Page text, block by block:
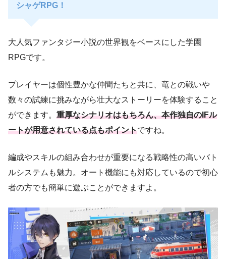
シャゲRPG！
大人気ファンタジー小説の世界観をベースにした学園
RPGです。
プレイヤーは個性豊かな仲間たちと共に、竜との戦いや
数々の試練に挑みながら壮大なストーリーを体験すること
ができます。 重厚なシナリオはもちろん、本作独自のIFル
ートが用意されている点もポイントですね。
編成やスキルの組み合わせが重要になる戦略性の高いバト
ルシステムも魅力。オート機能にも対応しているので初心
者の方でも簡単に遊ぶことができますよ。